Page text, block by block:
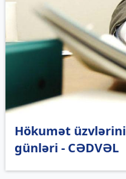
Hökumət
günləri - CƏDVƏL